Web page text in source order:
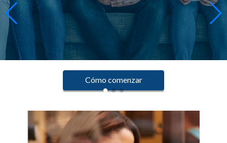
Cómo comenzar